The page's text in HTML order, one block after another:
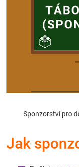
děti
Těhotenské
oblečení
Sponzorství pro
Jak